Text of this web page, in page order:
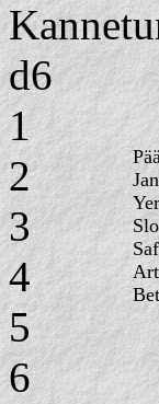
d6
1
2
3
4
5
6